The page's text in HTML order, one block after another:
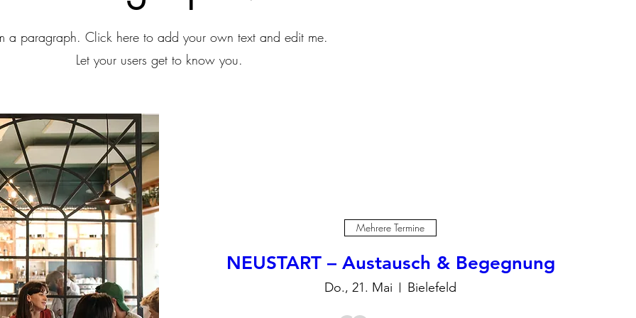
a paragraph. Click here to add your own text and edit me.
Let your users get to know you.
Mehrere Termine
NEUSTART – Austausch & Begegnung
Do., 21. Mai Bielefeld